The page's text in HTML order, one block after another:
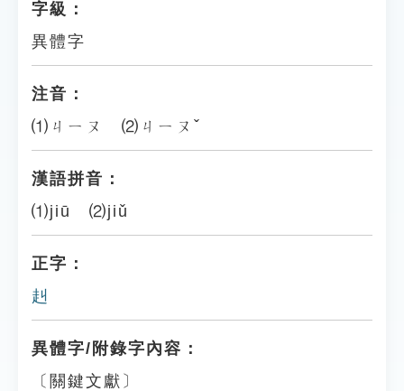
字級：
異體字
注音：
⑴ㄐㄧㄡ ⑵ㄐㄧㄡˇ
漢語拼音：
⑴jiū ⑵jiǔ
正字：
赳
異體字/附錄字內容：
〔關鍵文獻〕